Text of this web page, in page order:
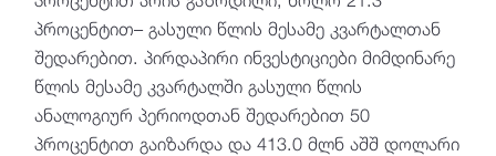
პროცენტით– გასული წლის მესამე კვარტალთან
შედარებით. პირდაპირი ინვესტიციები მიმდინარე
წლის მესამე კვარტალში გასული წლის
ანალოგიურ პერიოდთან შედარებით 50
პროცენტით გაიზარდა და 413.0 მლნ აშშ დოლარი